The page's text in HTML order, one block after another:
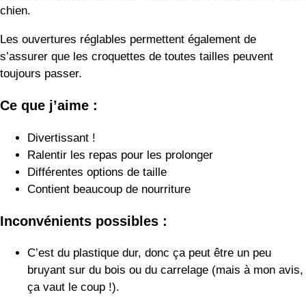
s’assurer que les croquettes de toutes tailles peuvent
Ce que j’aime :
Ralentir les repas pour les prolonger
Contient beaucoup de nourriture
Inconvénients possibles :
bruyant sur du bois ou du carrelage (mais à mon avis,
Et le verdict est…